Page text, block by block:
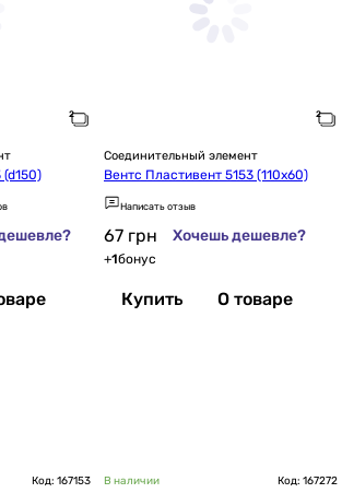
Соединительный элемент
Вентс Пластивент 5153 (110х60)
Написать отзыв
67 грн Хочешь дешевле?
+1бонус
Купить О товаре
Код: 167153 В наличии Код: 167272